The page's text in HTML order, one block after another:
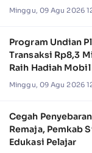
Minggu, 09 Agu 2026
Program Undian
Transaksi Rp8,3
Raih Hadiah Mobil
Minggu, 09 Agu 2026
Cegah
Remaja, Pemkab
Edukasi Pelajar